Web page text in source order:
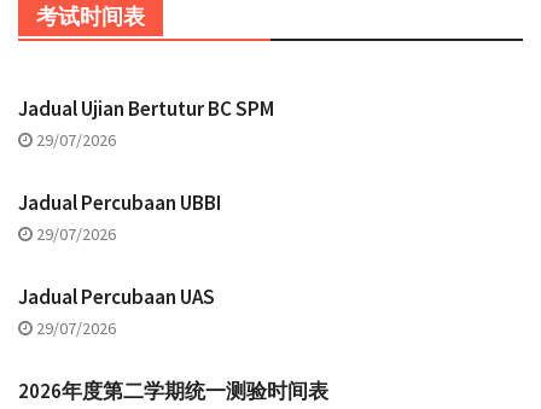
考试时间表
Jadual Ujian Bertutur BC SPM
29/07/2026
Jadual Percubaan UBBI
29/07/2026
Jadual Percubaan UAS
29/07/2026
2026年度第二学期统一测验时间表